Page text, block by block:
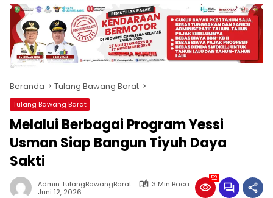
produk
antara
lain
mampu
menjadi
komunikasi
usaha
(beriklan),
fokus
pada
pemberitaan
nasional
maupun
international,
Beranda Tulang Bawang Barat
Tulang Bawang Barat
Melalui Berbagai Program Yessi
Usman Siap Bangun Tiyuh Daya
Sakti
Admin TulangBawangBarat
3 Min Baca
Juni 12, 2026
52